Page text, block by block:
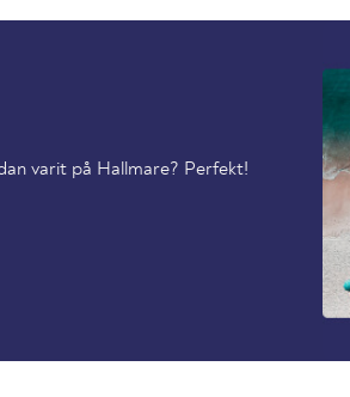
varit på Hallmare? Perfekt!